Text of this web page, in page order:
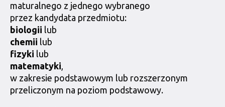
maturalnego z jednego wybranego
przez kandydata przedmiotu:
biologii lub
chemii lub
fizyki lub
matematyki,
w zakresie podstawowym lub rozszerzonym
przeliczonym na poziom podstawowy.